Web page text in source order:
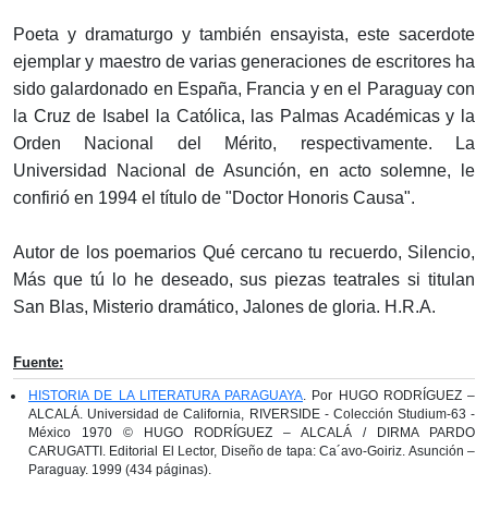
Poeta y dramaturgo y también ensayista, este sacerdote
ejemplar y maestro de varias generaciones de escritores ha
sido galardonado en España, Francia y en el Paraguay con
la Cruz de Isabel la Católica, las Palmas Académicas y la
Orden Nacional del Mérito, respectivamente. La
Universidad Nacional de Asunción, en acto solemne, le
confirió en 1994 el título de "Doctor Honoris Causa".
Autor de los poemarios Qué cercano tu recuerdo, Silencio,
Más que tú lo he deseado, sus piezas teatrales si titulan
San Blas, Misterio dramático, Jalones de gloria. H.R.A.
Fuente:
HISTORIA DE LA LITERATURA PARAGUAYA. Por HUGO RODRÍGUEZ –
ALCALÁ. Universidad de California, RIVERSIDE - Colección Studium-63 -
México 1970 © HUGO RODRÍGUEZ – ALCALÁ / DIRMA PARDO
CARUGATTI. Editorial El Lector, Diseño de tapa: Ca´avo-Goiriz. Asunción –
Paraguay. 1999 (434 páginas).